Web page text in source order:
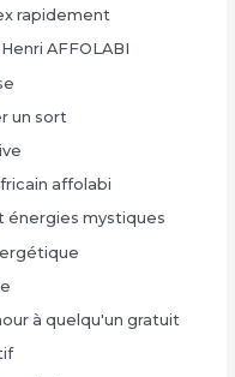
rapidement
AFFOLABI
un sort
affolabi
énergies mystiques
à quelqu'un gratuit